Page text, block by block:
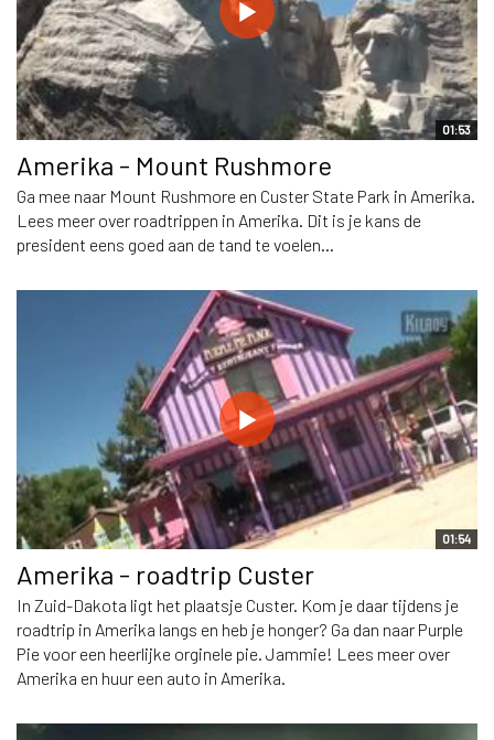
01:53
Amerika - Mount Rushmore
Ga mee naar Mount Rushmore en Custer State Park in Amerika.
Lees meer over roadtrippen in Amerika. Dit is je kans de
president eens goed aan de tand te voelen...
01:54
Amerika - roadtrip Custer
In Zuid-Dakota ligt het plaatsje Custer. Kom je daar tijdens je
roadtrip in Amerika langs en heb je honger? Ga dan naar Purple
Pie voor een heerlijke orginele pie. Jammie! Lees meer over
Amerika en huur een auto in Amerika.